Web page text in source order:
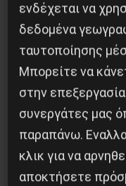
ενδέχεται να
δεδομένα
ταυτοποίησης
Μπορείτε να
στην
συνεργάτες μας
παραπάνω.
κλικ για να
αποκτήσετε